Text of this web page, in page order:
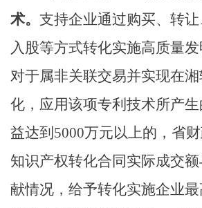
术。 支持企业通过购买、转
入股等方式转化实施高质量发
对于属非关联交易并实现在
化，应用该项专利技术所产
益达到 5000万元以上的 ，省
知识产权转化合同实际成交
献情况，给予转化实施企业最